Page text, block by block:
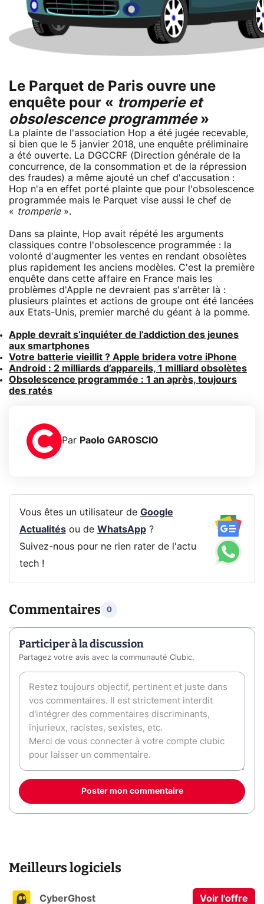
Le Parquet de Paris ouvre une
enquête pour « tromperie et
obsolescence programmée»
La plainte de l'association Hop a été jugée recevable,
si bien que le 5 janvier 2018, une enquête préliminaire
a été ouverte. La DGCCRF (Direction générale de la
concurrence, de la consommation et de la répression
des fraudes) a même ajouté un chef d'accusation :
Hop n'a en effet porté plainte que pour l'obsolescence
programmée mais le Parquet vise aussi le chef de
« tromperie».
Dans sa plainte, Hop avait répété les arguments
classiques contre l'obsolescence programmée : la
volonté d'augmenter les ventes en rendant obsolètes
plus rapidement les anciens modèles. C'est la première
enquête dans cette affaire en France mais les
problèmes d'Apple ne devraient pas s'arrêter là :
plusieurs plaintes et actions de groupe ont été lancées
aux Etats-Unis, premier marché du géant à la pomme.
Apple devrait s’inquiéter de l’addiction des jeunes
aux smartphones
Votre batterie vieillit ? Apple bridera votre iPhone
Android : 2 milliards d’appareils, 1 milliard obsolètes
Obsolescence programmée : 1 an après, toujours
des ratés
Par Paolo GAROSCIO
Vous êtes un utilisateur de Google
Actualitésou de WhatsApp?
Suivez-nous pour ne rien rater de l'actu
tech !
Commentaires 0
Participer à la discussion
Partagez votre avis avec la communauté Clubic.
Poster mon commentaire
Meilleurs logiciels
CyberGhost Voir l'offre